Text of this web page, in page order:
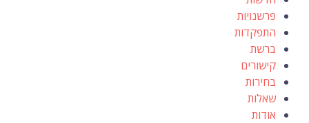
פרשנויות
התפקדות
ברשת
קישורים
בחירות
שאלות
אודות